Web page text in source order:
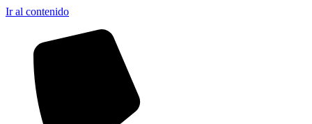
Ir al contenido